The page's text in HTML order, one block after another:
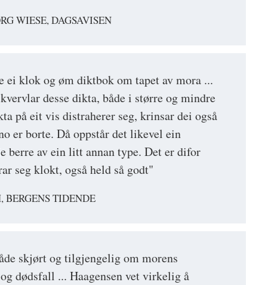
WIESE, DAGSAVISEN
ei klok og øm diktbok om tapet av mora ...
desse dikta, både i større og mindre
på eit vis distraherer seg, krinsar dei også
er borte. Då oppstår det likevel ein
berre av ein litt annan type. Det er difor
seg klokt, også held så godt"
BERGENS TIDENDE
skjørt og tilgjengelig om morens
dødsfall ... Haagensen vet virkelig å